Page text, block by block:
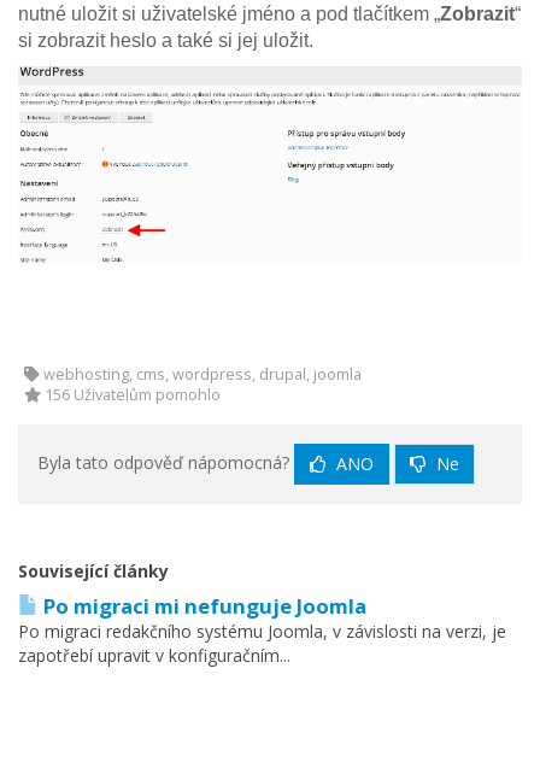
nutné uložit si uživatelské jméno a pod tlačítkem „Zobrazit“
si zobrazit heslo a také si jej uložit.
webhosting, cms, wordpress, drupal, joomla
156 Uživatelům pomohlo
Byla tato odpověď nápomocná? ANO Ne
Související články
Po migraci mi nefunguje Joomla
Po migraci redakčního systému Joomla, v závislosti na verzi, je
zapotřebí upravit v konfiguračním...